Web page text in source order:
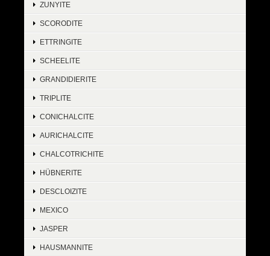
ZUNYITE
SCORODITE
ETTRINGITE
SCHEELITE
GRANDIDIERITE
TRIPLITE
CONICHALCITE
AURICHALCITE
CHALCOTRICHITE
HÜBNERITE
DESCLOIZITE
MEXICO
JASPER
HAUSMANNITE